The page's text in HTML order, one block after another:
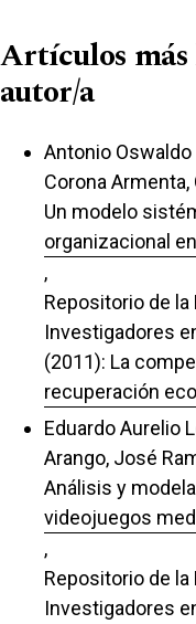
Artículos
autor/a
Antonio Oswaldo
Corona
Un modelo
organizacional
,
Repositorio de
Investigadores
(2011): La
recuperación
Eduardo Aurelio
Arango, José
Análisis y
videojuegos
,
Repositorio de
Investigadores